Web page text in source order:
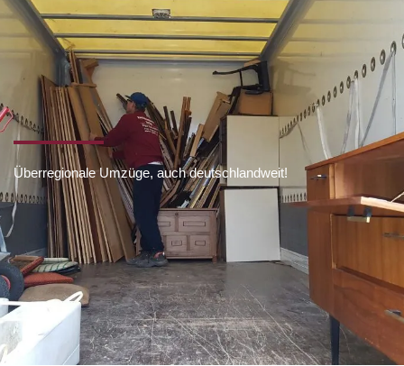
Überregionale Umzüge, auch deutschlandweit!